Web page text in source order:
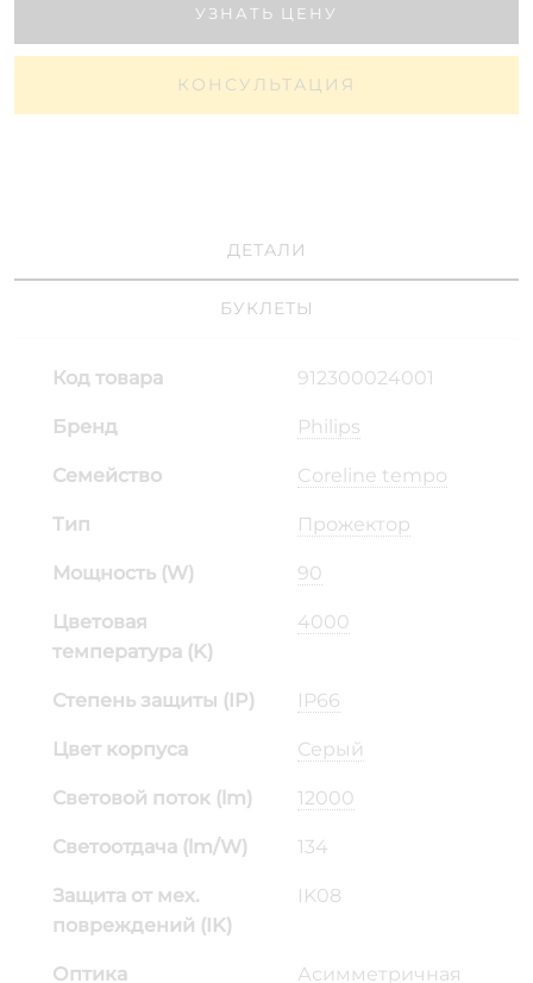
УЗНАТЬ ЦЕНУ
КОНСУЛЬТАЦИЯ
ДЕТАЛИ
БУКЛЕТЫ
Код товара 912300024001
Бренд Philips
Семейство Coreline tempo
Тип Прожектор
Мощность (W) 90
Цветовая
температура (K)
4000
Степень защиты (IP) IP66
Цвет корпуса Серый
Световой поток (lm) 12000
Светоотдача (lm/W) 134
Защита от мех.
повреждений (IK)
IK08
Оптика Асимметричная